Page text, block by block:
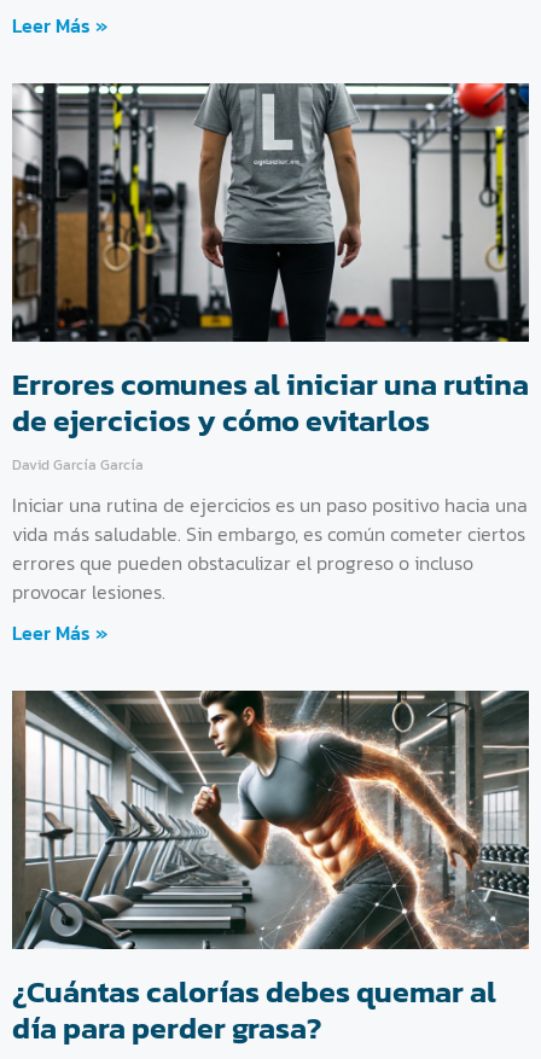
Leer Más »
Errores comunes al iniciar una rutina
de ejercicios y cómo evitarlos
David García García
Iniciar una rutina de ejercicios es un paso positivo hacia una
vida más saludable. Sin embargo, es común cometer ciertos
errores que pueden obstaculizar el progreso o incluso
provocar lesiones.
Leer Más »
¿Cuántas calorías debes quemar al
día para perder grasa?